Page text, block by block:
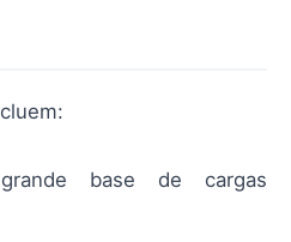
base de cargas